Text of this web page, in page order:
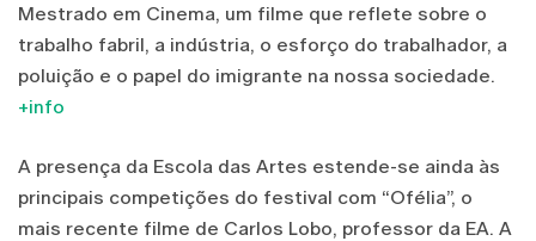
Mestrado em Cinema, um filme que reflete sobre o
trabalho fabril, a indústria, o esforço do trabalhador, a
poluição e o papel do imigrante na nossa sociedade.
+info
A presença da Escola das Artes estende-se ainda às
principais competições do festival com “Ofélia”, o
mais recente filme de Carlos Lobo, professor da EA. A